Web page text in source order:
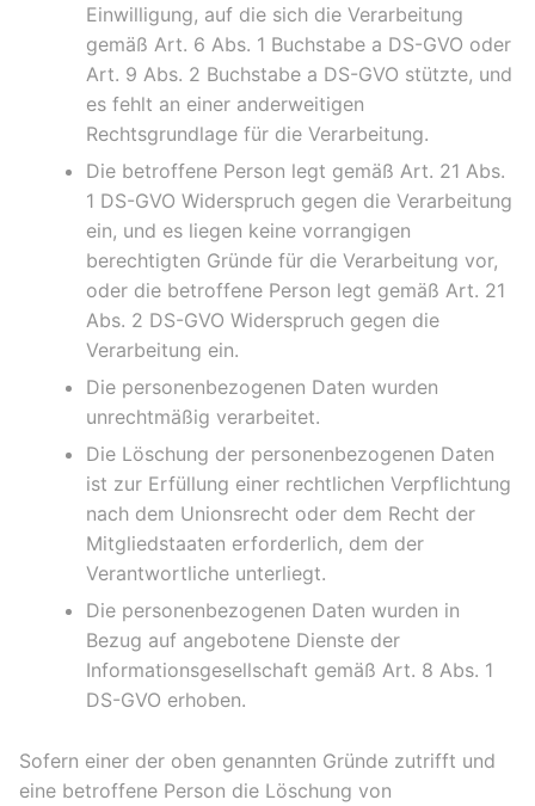
Einwilligung, auf die sich die Verarbeitung
gemäß Art. 6 Abs. 1 Buchstabe a DS-GVO oder
Art. 9 Abs. 2 Buchstabe a DS-GVO stützte, und
es fehlt an einer anderweitigen
Rechtsgrundlage für die Verarbeitung.
Die betroffene Person legt gemäß Art. 21 Abs.
1 DS-GVO Widerspruch gegen die Verarbeitung
ein, und es liegen keine vorrangigen
berechtigten Gründe für die Verarbeitung vor,
oder die betroffene Person legt gemäß Art. 21
Abs. 2 DS-GVO Widerspruch gegen die
Verarbeitung ein.
Die personenbezogenen Daten wurden
unrechtmäßig verarbeitet.
Die Löschung der personenbezogenen Daten
ist zur Erfüllung einer rechtlichen Verpflichtung
nach dem Unionsrecht oder dem Recht der
Mitgliedstaaten erforderlich, dem der
Verantwortliche unterliegt.
Die personenbezogenen Daten wurden in
Bezug auf angebotene Dienste der
Informationsgesellschaft gemäß Art. 8 Abs. 1
DS-GVO erhoben.
Sofern einer der oben genannten Gründe zutrifft und
eine betroffene Person die Löschung von